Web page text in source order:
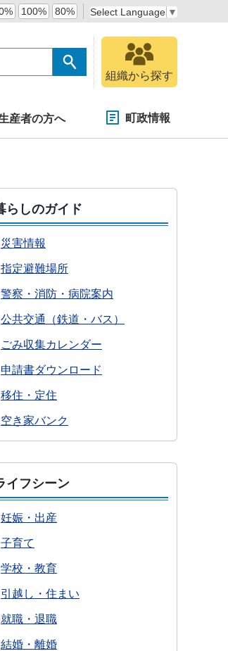
100% 80% Select Language ▼
組織から探す
産者の方へ 町政情報
らしのガイド
災害情報
指定避難場所
警察・消防・ 病院案内
公共交通 （鉄道・バス）
ごみ収集カレンダー
申請書ダウンロード
移住・定住
空き家バンク
イフシーン
妊娠・出産
子育て
学校・教育
引越し・住まい
就職・退職
結婚・離婚